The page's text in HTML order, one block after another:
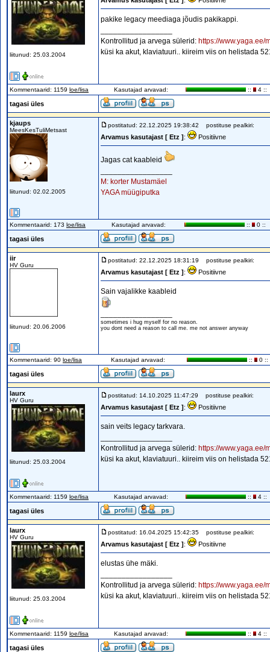
liitunud: 25.03.2004
pakike legacy meediaga jõudis pakikappi.
Kontrollitud ja arvega sülerid: https://www.yaga.ee/
küsi ka akut, klaviatuuri.. kiireim viis on helistada
Kommentaarid: 1159 loe/lisa Kasutajad arvavad: :: 4 ::
tagasi üles
kjaups
MeesKesTuliMetsast
liitunud: 02.02.2005
postitatud: 22.12.2025 19:38:42 postituse pealkiri:
Arvamus kasutajast [ Etz ]: Positiivne
Jagas cat kaableid
M: korter Mustamäel
YAGA müügiputka
Kommentaarid: 173 loe/lisa Kasutajad arvavad: :: 0 ::
tagasi üles
iir
HV Guru
liitunud: 20.06.2006
postitatud: 22.12.2025 18:31:19 postituse pealkiri:
Arvamus kasutajast [ Etz ]: Positiivne
Sain vajalikke kaableid
sometimes i hug myself for no reason.
you dont need a reason to call me. me not answer anyway
Kommentaarid: 90 loe/lisa Kasutajad arvavad: :: 0 ::
tagasi üles
laurx
HV Guru
liitunud: 25.03.2004
postitatud: 14.10.2025 11:47:29 postituse pealkiri:
Arvamus kasutajast [ Etz ]: Positiivne
sain veits legacy tarkvara.
Kontrollitud ja arvega sülerid: https://www.yaga.ee/
küsi ka akut, klaviatuuri.. kiireim viis on helistada
Kommentaarid: 1159 loe/lisa Kasutajad arvavad: :: 4 ::
tagasi üles
laurx
HV Guru
liitunud: 25.03.2004
postitatud: 16.04.2025 15:42:35 postituse pealkiri:
Arvamus kasutajast [ Etz ]: Positiivne
elustas ühe mäki.
Kontrollitud ja arvega sülerid: https://www.yaga.ee/
küsi ka akut, klaviatuuri.. kiireim viis on helistada
Kommentaarid: 1159 loe/lisa Kasutajad arvavad: :: 4 ::
tagasi üles